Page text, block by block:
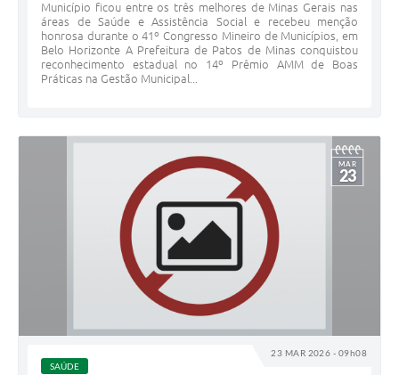
Município ficou entre os três melhores de Minas Gerais nas
áreas de Saúde e Assistência Social e recebeu menção
honrosa durante o 41º Congresso Mineiro de Municípios, em
Belo Horizonte A Prefeitura de Patos de Minas conquistou
reconhecimento estadual no 14º Prêmio AMM de Boas
Práticas na Gestão Municipal...
23 MAR 2026 - 09h08
MAR
23
SAÚDE